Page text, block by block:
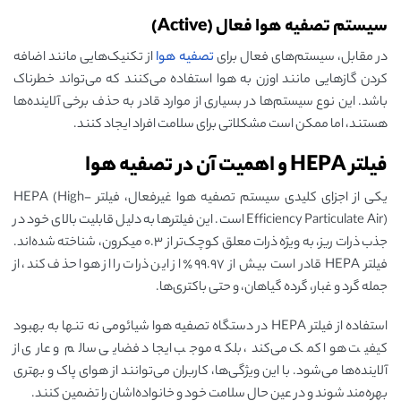
سیستم تصفیه هوا فعال (Active)
در مقابل، سیستم‌های فعال برایتصفیه هوااز تکنیک‌هایی مانند اضافه
کردن گازهایی مانند اوزن به هوا استفاده می‌کنند که می‌تواند خطرناک
باشد. این نوع سیستم‌ها در بسیاری از موارد قادر به حذف برخی آلاینده‌ها
هستند، اما ممکن است مشکلاتی برای سلامت افراد ایجاد کنند.
فیلتر HEPA و اهمیت آن در تصفیه هوا
یکی از اجزای کلیدی سیستم تصفیه هوا غیرفعال، فیلتر HEPA (High-
Efficiency Particulate Air) است. این فیلترها به دلیل قابلیت بالای خود در
جذب ذرات ریز، به ویژه ذرات معلق کوچک‌تر از ۰.۳ میکرون، شناخته شده‌اند.
فیلتر HEPA قادر است بیش از ۹۹.۹۷٪ از این ذرات را از هوا حذف کند، از
جمله گرد و غبار، گرده گیاهان، و حتی باکتری‌ها.
استفاده از فیلتر HEPA در دستگاه تصفیه هوا شیائومی نه تنها به بهبود
کیفیت هوا کمک می‌کند، بلکه موجب ایجاد فضایی سالم و عاری از
آلاینده‌ها می‌شود. با این ویژگی‌ها، کاربران می‌توانند از هوای پاک و بهتری
بهره‌مند شوند و در عین حال سلامت خود و خانواده‌اشان را تضمین کنند.